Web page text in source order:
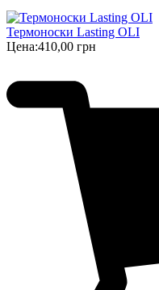
Термоноски Lasting OLI
Цена:410,00 грн